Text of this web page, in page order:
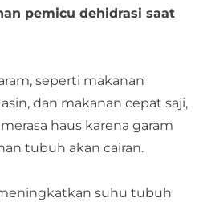
pemicu dehidrasi saat
seperti makanan
dan makanan cepat saji,
haus karena garam
tubuh akan cairan.
suhu tubuh